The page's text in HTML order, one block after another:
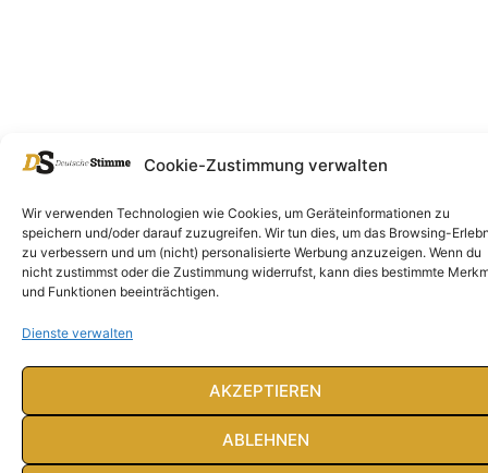
Cookie-Zustimmung verwalten
Wir verwenden Technologien wie Cookies, um Geräteinformationen zu
speichern und/oder darauf zuzugreifen. Wir tun dies, um das Browsing-
zu verbessern und um (nicht) personalisierte Werbung anzuzeigen. Wenn du
nicht zustimmst oder die Zustimmung widerrufst, kann dies bestimmte
und Funktionen beeinträchtigen.
Dienste verwalten
AKZEPTIEREN
ABLEHNEN